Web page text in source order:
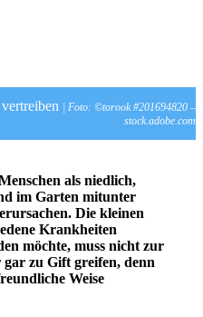
| Foto: ©torook #201694820 –
stock.adobe.com
als niedlich,
im Garten mitunter
Die kleinen
Krankheiten
möchte, muss nicht zur
gar zu Gift greifen, denn
Weise